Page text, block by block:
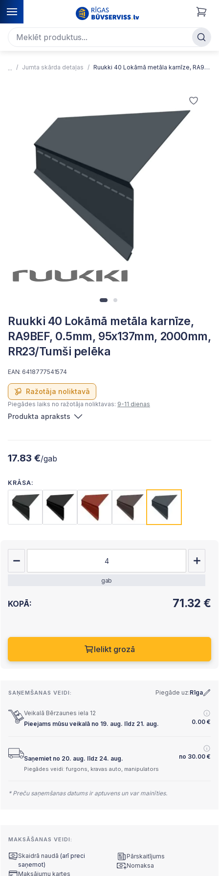
Jumta skārda detaļas Ruukki 40 Lokāmā metāla karnīze, RA9BEF
Ruukki 40 Lokāmā metāla karnīze,
RA9BEF, 0.5mm, 95x137mm, 2000mm,
RR23/Tumši pelēka
Ražotāja noliktavā
EAN: 6418777541574
Piegādes laiks no ražotāja noliktavas: 9-11 dienas
Produkta apraksts
17.83 €/gab
KRĀSA:
gab
KOPĀ: 71.32 €
Ielikt grozā
SAŅEMŠANAS VEIDI: Piegāde uz:Rīga
Veikalā Bērzaunes iela 12
Pieejams mūsu veikalā no 19. aug. līdz 21. aug.
0.00 €
Saņemiet no 20. aug. līdz 24. aug. no 30.00 €
Piegādes veidi: furgons, kravas auto, manipulators
* Preču saņemšanas datums ir aptuvens un var mainīties.
MAKSĀŠANAS VEIDI:
Skaidrā naudā (arī preci
saņemot)
Maksājumu kartes
Pārskaitījums
Nomaksa